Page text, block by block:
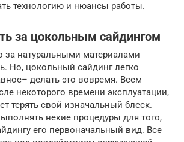
технологию и нюансы работы.
за цокольным сайдингом
за натуральными материалами
Но, цокольный сайдинг легко
делать это вовремя. Всем
некоторого времени эксплуатации,
терять свой изначальный блеск.
некие процедуры для того,
его первоначальный вид. Все